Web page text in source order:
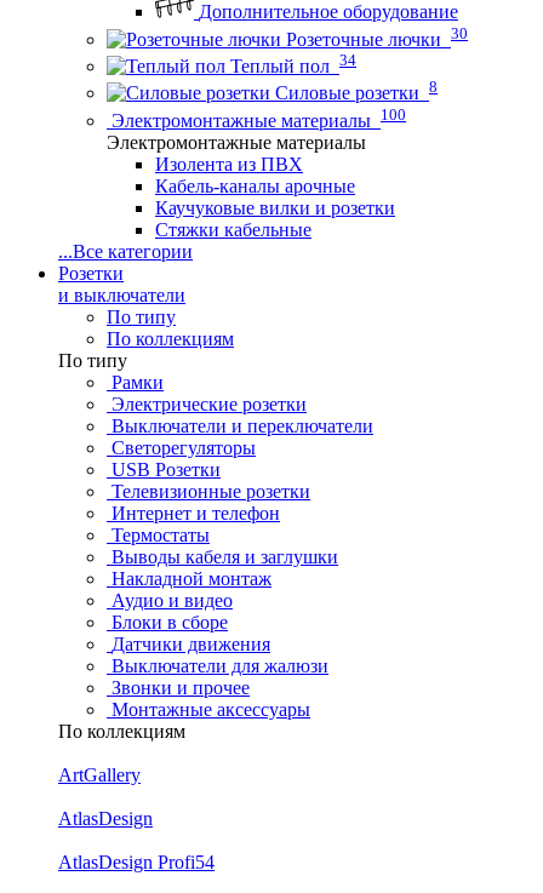
Дополнительное оборудование
Розеточные лючки 30
Теплый пол 34
Силовые розетки 8
Электромонтажные материалы 100
Электромонтажные материалы
Изолента из ПВХ
Кабель-каналы арочные
Каучуковые вилки и розетки
Стяжки кабельные
...Все категории
Розетки
и выключатели
По типу
По коллекциям
По типу
Рамки
Электрические розетки
Выключатели и переключатели
Светорегуляторы
USB Розетки
Телевизионные розетки
Интернет и телефон
Термостаты
Выводы кабеля и заглушки
Накладной монтаж
Аудио и видео
Блоки в сборе
Датчики движения
Выключатели для жалюзи
Звонки и прочее
Монтажные аксессуары
По коллекциям
ArtGallery
AtlasDesign
AtlasDesign Profi54